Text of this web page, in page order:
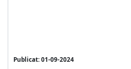
Publicat: 01-09-2024